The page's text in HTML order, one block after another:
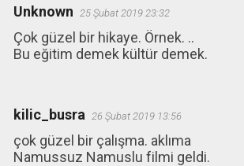
Unknown 25 Şubat 2019 23:32
Çok güzel bir hikaye. Örnek. ..
Bu eğitim demek kültür demek.
kilic_busra 26 Şubat 2019 13:56
çok güzel bir çalışma. aklıma
Namussuz Namuslu filmi geldi.